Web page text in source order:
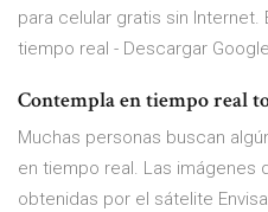
para celular gratis sin Internet.
tiempo real - Descargar
Contempla en tiempo real
Muchas personas buscan
en tiempo real. Las imágenes
obtenidas por el sátelite